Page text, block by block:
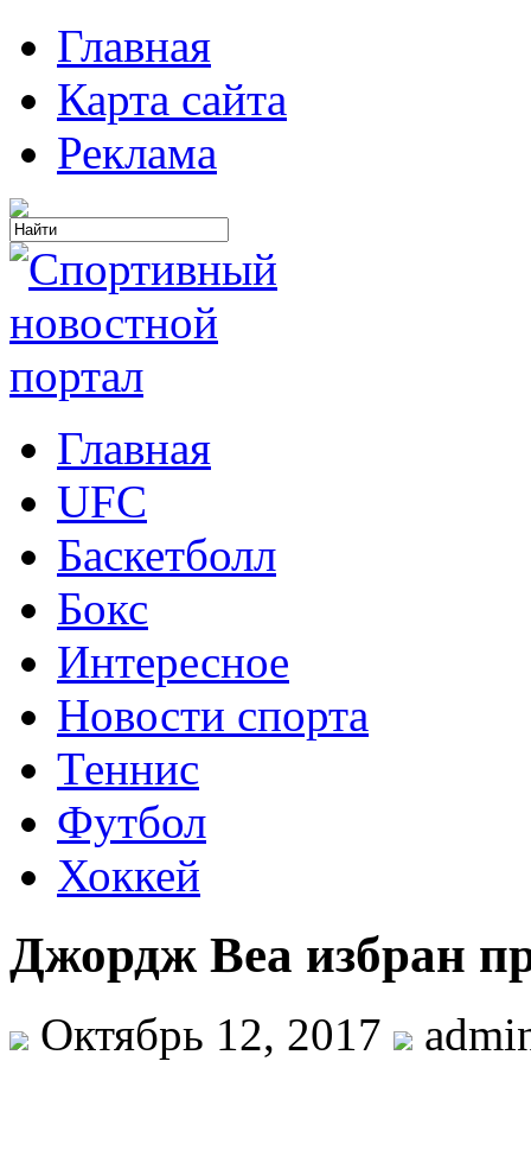
Главная
Карта сайта
Реклама
Главная
UFC
Баскетболл
Бокс
Интересное
Новости спорта
Теннис
Футбол
Хоккей
Джордж Веа избран
Октябрь 12, 2017